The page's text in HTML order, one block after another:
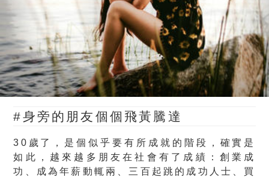
#身旁的朋友個個飛黃騰達
30歲了，是個似乎要有所成就的階段，確實是
如此，越來越多朋友在社會有了成績：創業成
功、成為年薪動輒兩、三百起跳的成功人士、買